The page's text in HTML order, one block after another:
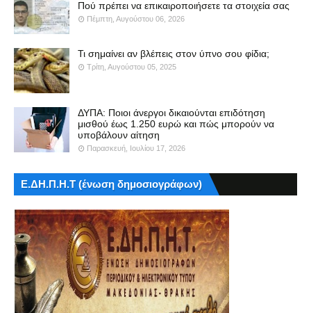
Πού πρέπει να επικαιροποιήσετε τα στοιχεία σας
Πέμπτη, Αυγούστου 06, 2026
Τι σημαίνει αν βλέπεις στον ύπνο σου φίδια;
Τρίτη, Αυγούστου 05, 2025
ΔΥΠΑ: Ποιοι άνεργοι δικαιούνται επιδότηση
μισθού έως 1.250 ευρώ και πώς μπορούν να
υποβάλουν αίτηση
Παρασκευή, Ιουλίου 17, 2026
Ε.ΔΗ.Π.Η.Τ (ένωση δημοσιογράφων)